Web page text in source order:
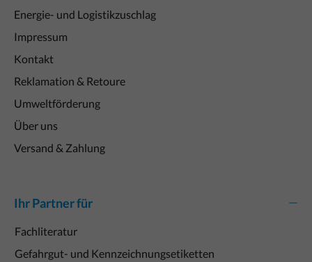
Energie- und Logistikzuschlag
Impressum
Kontakt
Reklamation & Retoure
Umweltförderung
Über uns
Versand & Zahlung
Ihr Partner für
Fachliteratur
Gefahrgut- und Kennzeichnungsetiketten